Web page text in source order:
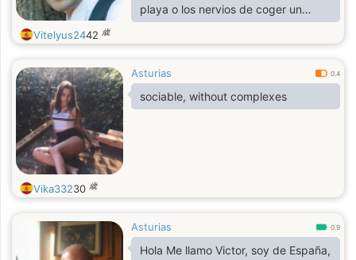
playa o los nervios de coger un
avión e irme de aventura a algún
sitio
Vitelyus2442 歳
Asturias 0.4
sociable, without complexes
Vika33230 歳
Asturias 0.9
Hola Me llamo Victor, soy de España,